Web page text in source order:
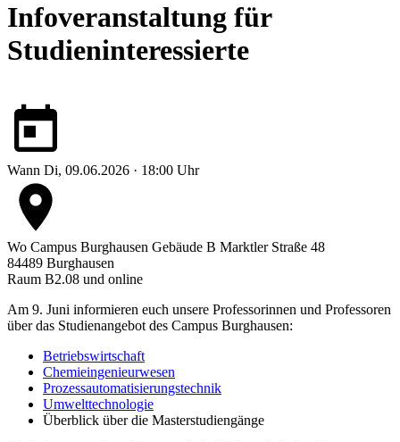
Infoveranstaltung für
Studieninteressierte
Wann Di, 09.06.2026 · 18:00 Uhr
Wo Campus Burghausen Gebäude B Marktler Straße 48
84489 Burghausen
Raum B2.08 und online
Am 9. Juni informieren euch unsere Professorinnen und Professoren
über das Studienangebot des Campus Burghausen:
Betriebswirtschaft
Chemieingenieurwesen
Prozessautomatisierungstechnik
Umwelttechnologie
Überblick über die Masterstudiengänge